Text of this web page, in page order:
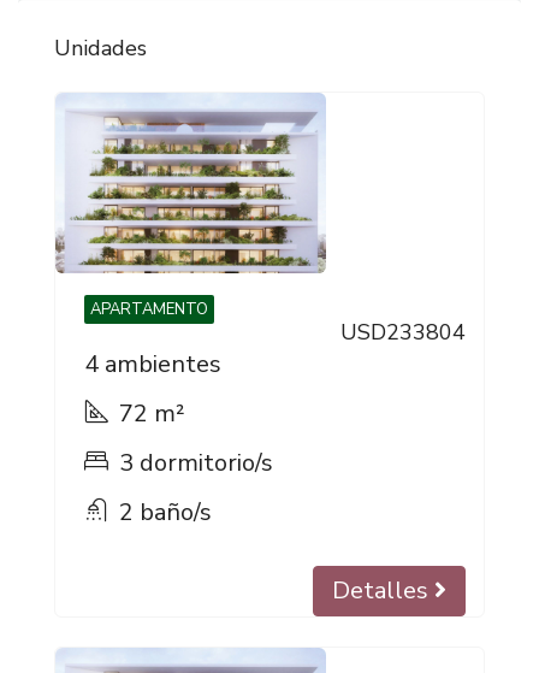
Unidades
APARTAMENTO
USD233804
4 ambientes
72 m²
3 dormitorio/s
2 baño/s
Detalles